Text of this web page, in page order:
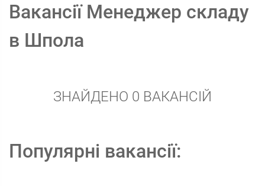
Вакансії Менеджер складу
в Шпола
ЗНАЙДЕНО 0 ВАКАНСІЙ
Популярні вакансії: